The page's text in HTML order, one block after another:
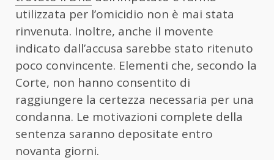
utilizzata per l’omicidio non è mai stata
rinvenuta. Inoltre, anche il movente
indicato dall’accusa sarebbe stato ritenuto
poco convincente. Elementi che, secondo la
Corte, non hanno consentito di
raggiungere la certezza necessaria per una
condanna. Le motivazioni complete della
sentenza saranno depositate entro
novanta giorni.